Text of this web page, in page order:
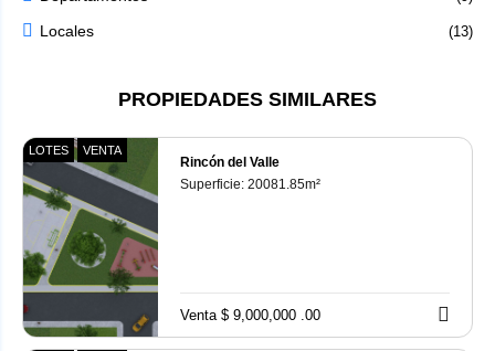
Locales (13)
PROPIEDADES SIMILARES
LOTES VENTA
Rincón del Valle
Superficie: 20081.85m²
Venta $ 9,000,000 .00